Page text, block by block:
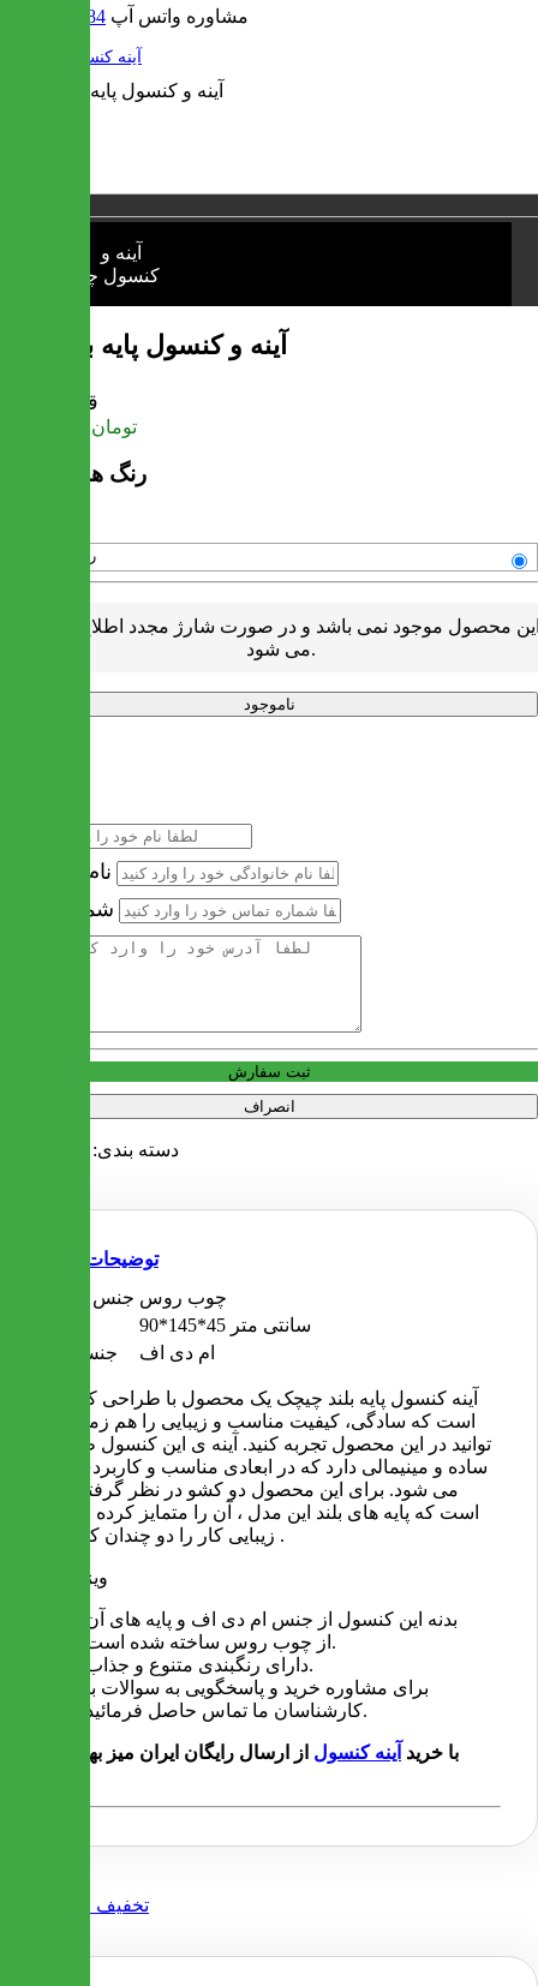
09302308484 مشاوره واتس آپ
آینه کنسول
آینه و کنسول پایه بلند چیکا
قیمت
تومان
رنگ های موجود
رنگبندی متنوع
محصول موجود نمی باشد و در صورت شارژ مجدد اطلاع رسانی
می شود.
ناموجود
نام خانوادگی
شماره تماس
ثبت سفارش
انصراف
دسته بندی:
توضیحات
جنس پایه ها چوب روس
90*145*45 سانتی متر
جنس بدنه
ام دی اف
آینه کنسول پایه بلند چیچک یک محصول با طراحی کلاسیک
است که سادگی، کیفیت مناسب و زیبایی را هم زمان می
توانید در این محصول تجربه کنید. آینه ی این کنسول طراحی
ساده و مینیمالی دارد که در ابعادی مناسب و کاربردی ارائه
می شود. برای این محصول دو کشو در نظر گرفته شده
است که پایه های بلند این مدل ، آن را متمایز کرده است و
زیبایی کار را دو چندان کرده اند .
ویژگی ها
بدنه این کنسول از جنس ام دی اف و پایه های آن
از چوب روس ساخته شده است.
دارای رنگبندی متنوع و جذاب.
برای مشاوره خرید و پاسخگویی به سوالات با
کارشناسان ما تماس حاصل فرمائید.
با خرید آینه کنسول از ارسال رایگان ایران میز بهره مند